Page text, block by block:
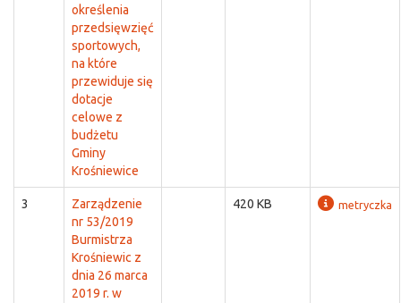
określenia
przedsięwzięć
sportowych,
na które
przewiduje się
dotacje
celowe z
budżetu
Gminy
Krośniewice
3
Zarządzenie
nr 53/2019
Burmistrza
Krośniewic z
dnia 26 marca
2019 r. w
420 KB metryczka